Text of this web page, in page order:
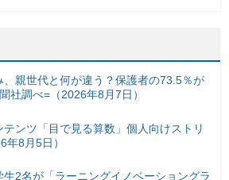
親世代と何が違う？保護者の73.5％が
社調べ=（2026年8月7日）
ンツ「目で見る算数」個人向けストリ
年8月5日）
2名が「ラーニングイノベーショングラ